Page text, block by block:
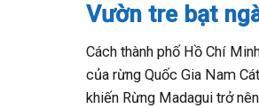
Vườn tre bạt
Cách thành phố Hồ Chí
của rừng Quốc Gia Nam
khiến Rừng Madagui trở